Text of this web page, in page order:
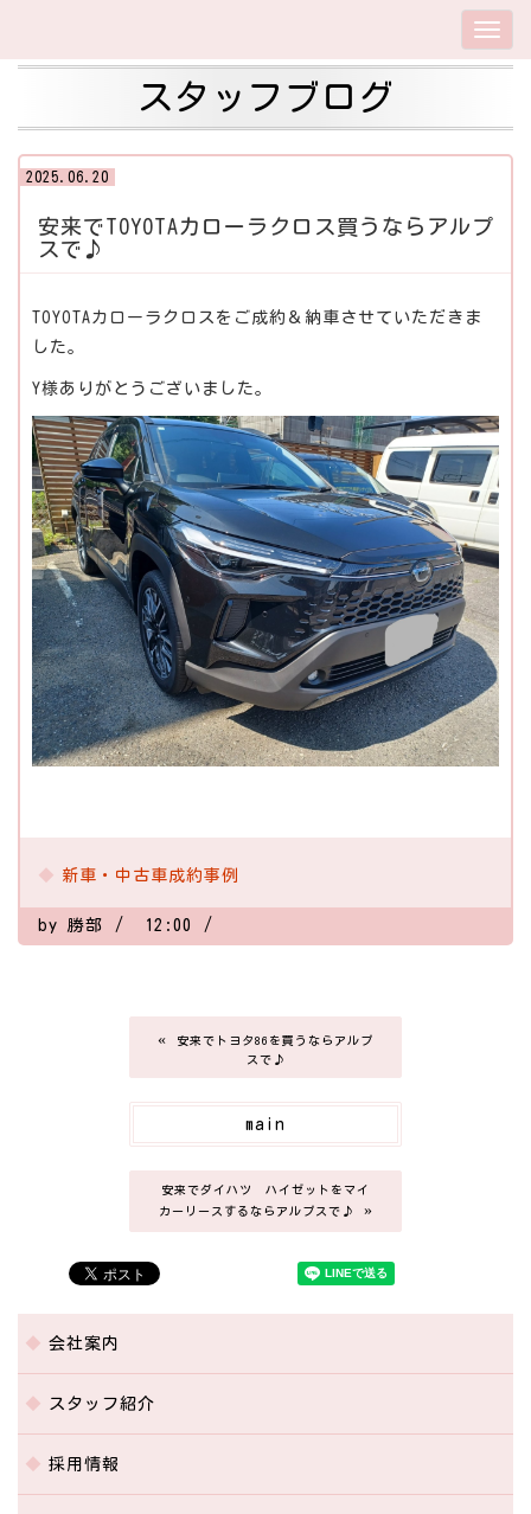
スタッフブログ
2025.06.20
安来でTOYOTAカローラクロス買うならアルプ
スで♪
TOYOTAカローラクロスをご成約＆納車させていただきま
した。
Y様ありがとうございました。
新車・中古車成約事例
by 勝部 12:00
«
安来でトヨタ86を買うならアルプ
スで♪
main
安来でダイハツ ハイゼットをマイ
カーリースするならアルプスで♪
»
会社案内
スタッフ紹介
採用情報